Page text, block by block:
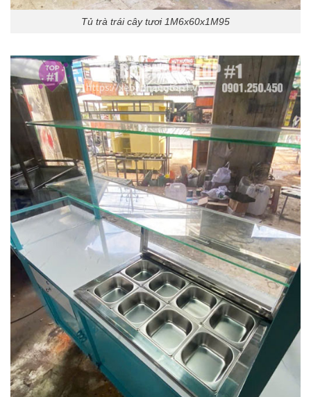
Tủ trà trái cây tươi 1M6x60x1M95